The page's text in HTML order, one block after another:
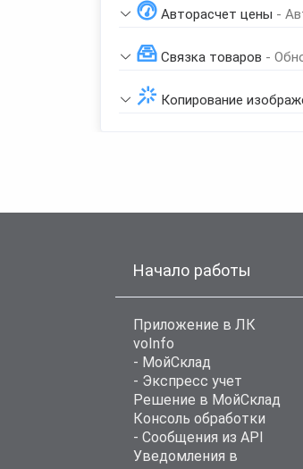
Авторасчет цены -
Связка товаров -
Копирование
Начало работы
Приложение в ЛК
voInfo
- МойСклад
- Экспресс учет
Решение в МойСклад
Консоль обработки
- Сообщения из API
Уведомления в